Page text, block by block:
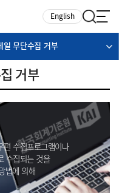
English
일 무단수집 거부
거부
편 수집프로그램이나
수집되는 것을
법에 의해